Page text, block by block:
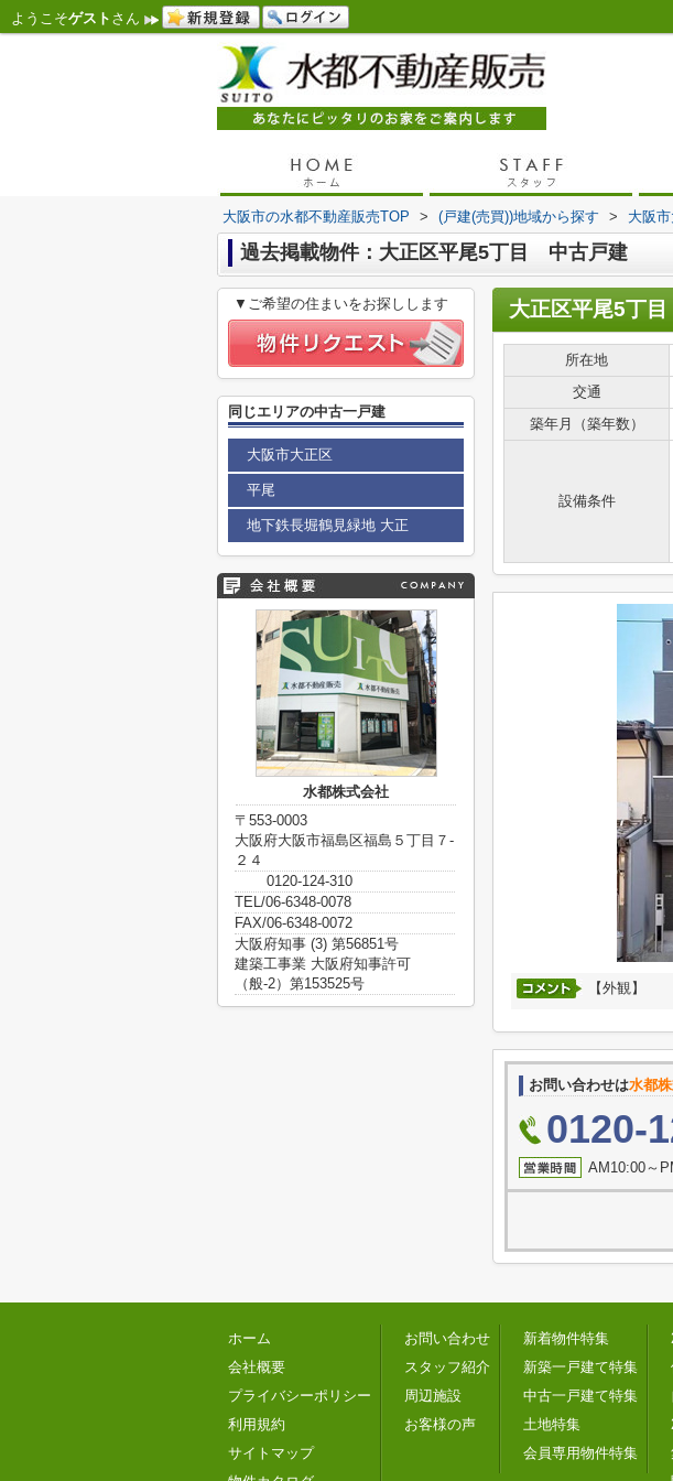
ようこそゲスト さん
大阪市の水都不動産販売TOP > (戸建(売買))地域から探す > 大阪
過去掲載物件：大正区平尾5丁目 中古戸建
大正区平尾5丁
所在地
交通
築年月（築年数）
設備条件
【外観】
お問い合わせは水都
0120-
AM10:00～
▼ご希望の住まいをお探しします
同じエリアの中古一戸建
大阪市大正区
平尾
地下鉄長堀鶴見緑地 大正
水都株式会社
〒553-0003
大阪府大阪市福島区福島５丁目７-
２４
0120-124-310
TEL/06-6348-0078
FAX/06-6348-0072
大阪府知事 (3) 第56851号
建築工事業 大阪府知事許可
（般-2）第153525号
ホーム
会社概要
プライバシーポリシー
利用規約
サイトマップ
お問い合わせ
スタッフ紹介
周辺施設
お客様の声
新着物件特集
新築一戸建て特集
中古一戸建て特集
土地特集
会員専用物件特集